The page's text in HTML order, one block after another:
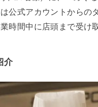
公式アカウントからの
時間中に店頭まで受け
介